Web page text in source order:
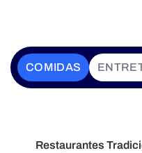
COMIDAS
Restaurantes